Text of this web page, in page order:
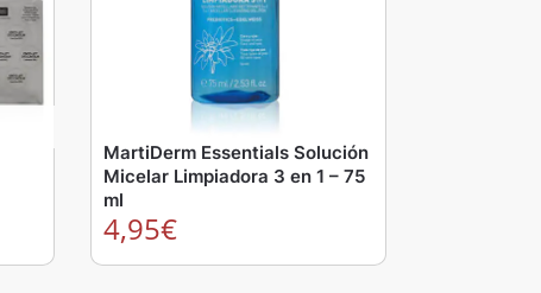
MartiDerm Essentials Solución
Micelar Limpiadora 3 en 1 – 75
ml
4,95€